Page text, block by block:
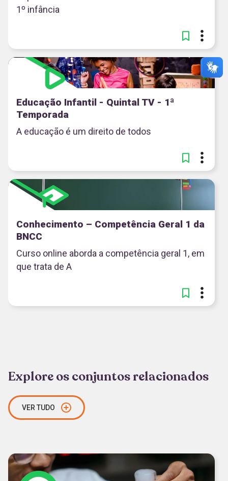
1º infância
Educação Infantil - Quintal TV - 1ª
Temporada
A educação é um direito de todos
Conhecimento – Competência Geral 1 da
BNCC
Curso online aborda a competência geral 1, em
que trata de A
Explore os conjuntos relacionados
VER TUDO